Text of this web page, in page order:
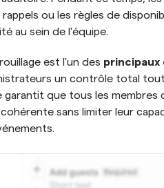
ou les règles de
au sein de l'équipe.
est l'un des principaux
un contrôle total
garantit que tous les
sans limiter leur